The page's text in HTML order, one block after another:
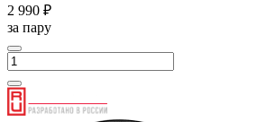
2 990 ₽
за пару